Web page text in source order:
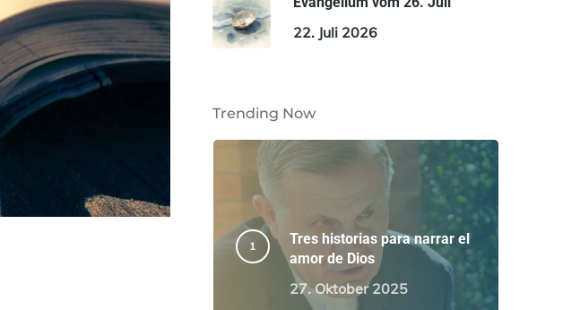
22. Juli 2026
Trending Now
Tres historias para narrar el
amor de Dios
27. Oktober 2025